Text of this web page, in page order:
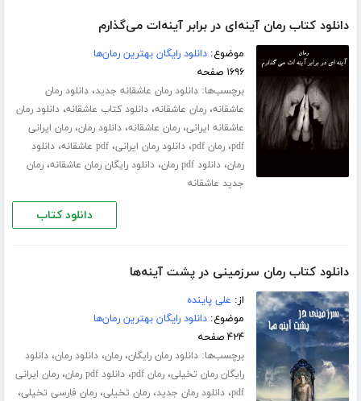
دانلود کتاب رمان آینه‌ای در برابر آینه‌ات می‌گذارم
موضوع:دانلود رایگان بهترین رمان‌ها
۱۶۹۶ صفحه
برچسب‌ها:دانلود رمان عاشقانه جدید،دانلود رمان
عاشقانه،رمان عاشقانه،دانلود کتاب عاشقانه،دانلود رمان
عاشقانه ایرانی،رمان عاشقانه،دانلود رمان،رمان ایرانی
pdf،رمان pdf ،دانلود رمان ایرانی،pdf عاشقانه ،دانلود
رمان،دانلود pdf رمان ،دانلود رایگان رمان عاشقانه،رمان
جدید عاشقانه
دانلود کتاب
دانلود کتاب رمان سرزمینی در پشت آینه‌ها
از: علی پاینده
موضوع:دانلود رایگان بهترین رمان‌ها
۴۲۴ صفحه
برچسب‌ها:دانلود رمان رایگان،رمان،دانلود رمان،دانلود
رایگان رمان تخیلی،رمان pdf ،دانلود pdf رمان ،رمان ایرانی
pdf،دانلود رمان جدید،رمان تخیلی،رمان فارسی تخیلی،